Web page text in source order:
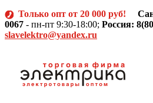
Только опт от 20 000 руб!
0067 - пн-пт 9:30-18:00; Россия:
slavelektro@yandex.ru